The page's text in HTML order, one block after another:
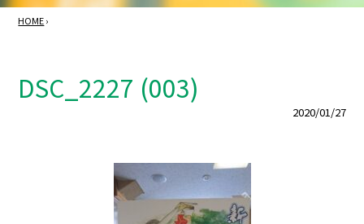
HOME›
DSC_2227 (003)
2020/01/27